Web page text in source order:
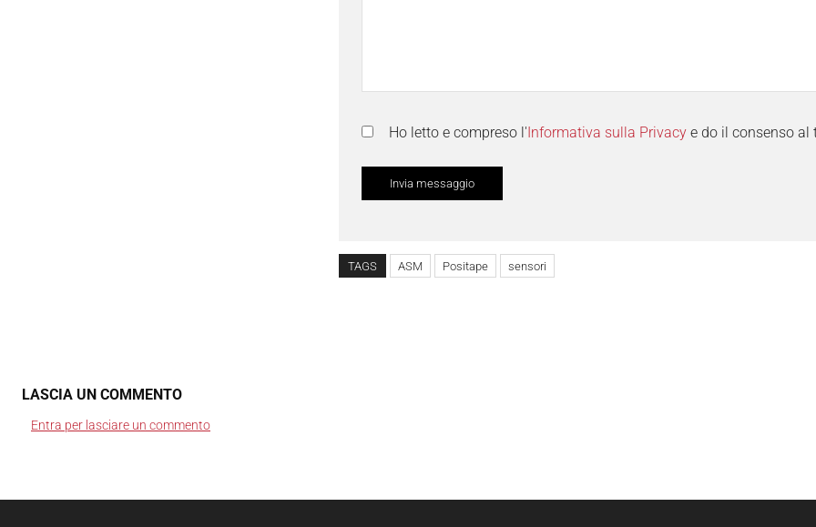
Ho letto e compreso l'Informativa sulla Privacy e do il consenso al
TAGS ASM Positape sensori
LASCIA UN COMMENTO
Entra per lasciare un commento